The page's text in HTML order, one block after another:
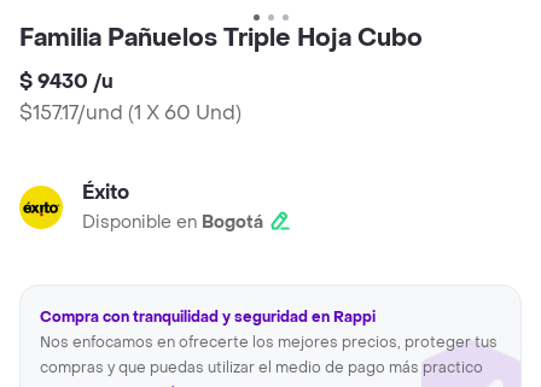
Familia Pañuelos Triple Hoja Cubo
$ 9430 /u
$157.17/und (1 X 60 Und)
Éxito
Disponible en Bogotá
Compra con tranquilidad y seguridad en Rappi
Nos enfocamos en ofrecerte los mejores precios, proteger tus
compras y que puedas utilizar el medio de pago más practico